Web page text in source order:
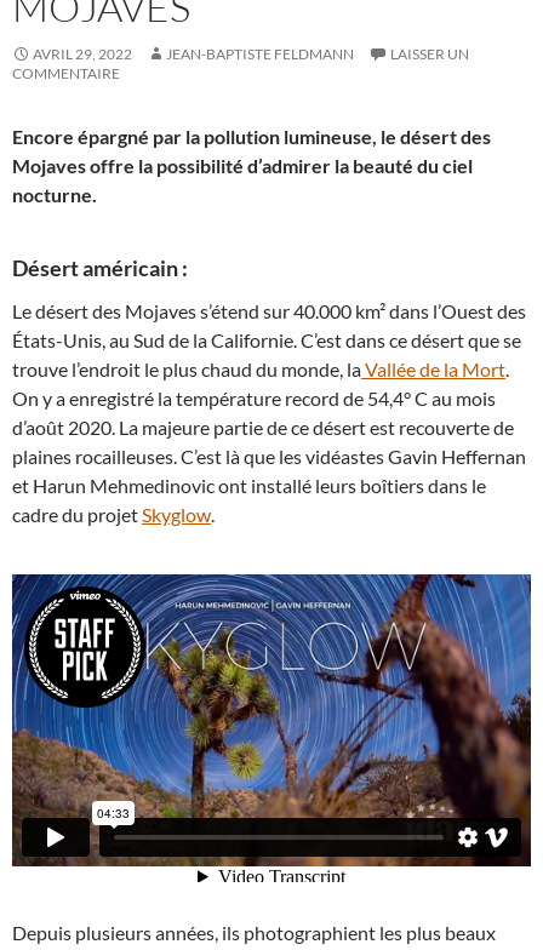
AVRIL 29, 2022 JEAN-BAPTISTE FELDMANN
LAISSER UN
COMMENTAIRE
Encore épargné par la pollution lumineuse, le désert des
Mojaves offre la possibilité d’admirer la beauté du ciel
nocturne.
Désert américain :
Le désert des Mojaves s’étend sur 40.000 km² dans l’Ouest des
États-Unis, au Sud de la Californie. C’est dans ce désert que se
trouve l’endroit le plus chaud du monde, laVallée de la Mort.
On y a enregistré la température record de 54,4° C au mois
d’août 2020. La majeure partie de ce désert est recouverte de
plaines rocailleuses. C’est là que les vidéastes Gavin Heffernan
et Harun Mehmedinovic ont installé leurs boîtiers dans le
cadre du projetSkyglow.
Depuis plusieurs années, ils photographient les plus beaux